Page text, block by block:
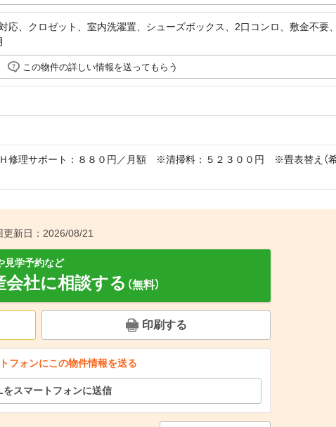
応、クロゼット、室内洗濯置、シューズボックス、2口コンロ、敷金不要
この物件の詳しい情報を送ってもらう
理サポート：８８０円／月額 ※清掃料：５２３００円 ※畳表替え（
更新日：2026/08/21
見学予約など
会社に相談する （無料）
印刷する
フォンにこの物件情報を送る
をスマートフォンに送信